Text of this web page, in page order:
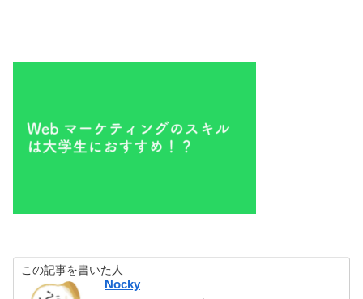
この記事を書いた人
Nocky